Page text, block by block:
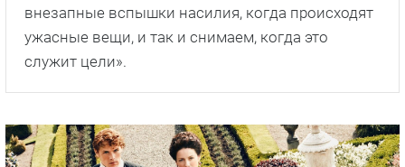
А как же жестокость?
И снова, жестокость является частью книг, и мы
видеть брызги крови в замедленной съемке,
потому что это не в стилистике нашего сериала,